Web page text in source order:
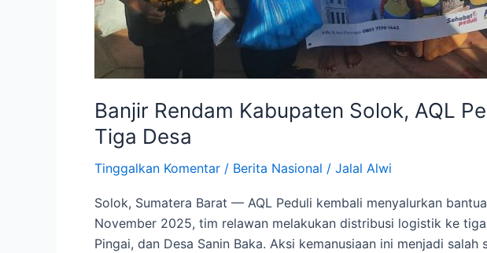
Banjir Rendam Kabupaten Solok, AQL
Tiga Desa
Tinggalkan Komentar / Berita Nasional / Jalal Alwi
Solok, Sumatera Barat — AQL Peduli kembali menyalurkan
November 2025, tim relawan melakukan distribusi logistik ke
Pingai, dan Desa Sanin Baka. Aksi kemanusiaan ini menjadi